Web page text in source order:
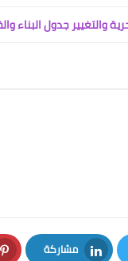
والتغيير جدول البناء
مشاركة